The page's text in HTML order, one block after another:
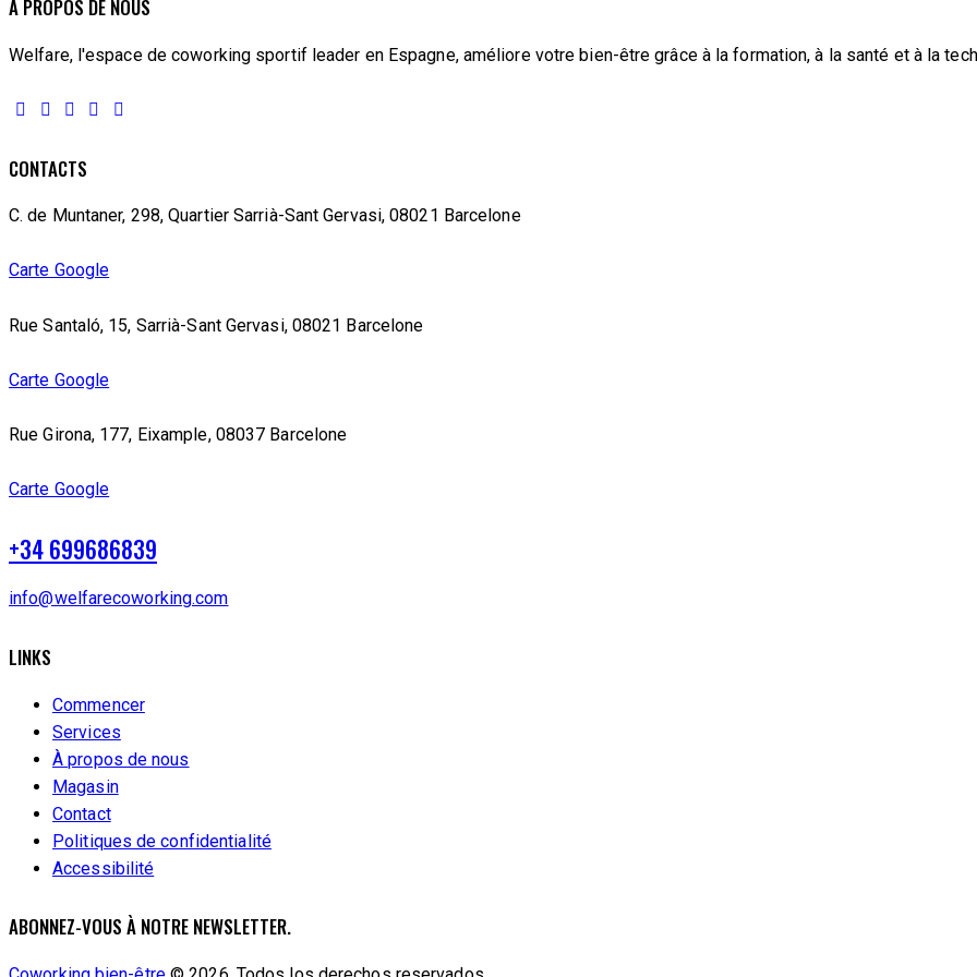
À PROPOS DE NOUS
Welfare, l'espace de coworking sportif leader en Espagne, améliore votre bien-être grâce à la formation, à la santé et à la
CONTACTS
C. de Muntaner, 298, Quartier Sarrià-Sant Gervasi, 08021 Barcelone
Carte Google
Rue Santaló, 15, Sarrià-Sant Gervasi, 08021 Barcelone
Carte Google
Rue Girona, 177, Eixample, 08037 Barcelone
Carte Google
+34 699686839
info@welfarecoworking.com
LINKS
Commencer
Services
À propos de nous
Magasin
Contact
Politiques de confidentialité
Accessibilité
ABONNEZ-VOUS À NOTRE NEWSLETTER.